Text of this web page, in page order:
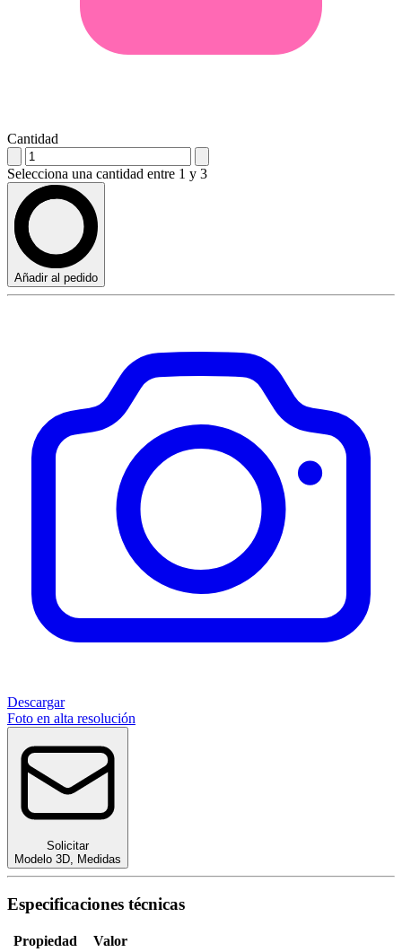
Cantidad
Selecciona una cantidad entre 1 y 3
Añadir al pedido
Descargar
Foto en alta resolución
Solicitar
Modelo 3D
Medidas
Especificaciones técnicas
Propiedad
Valor